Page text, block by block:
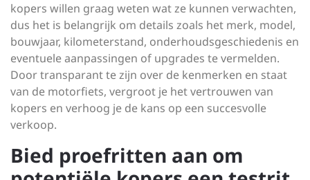
kopers willen graag weten wat ze kunnen verwachten,
dus het is belangrijk om details zoals het merk, model,
bouwjaar, kilometerstand, onderhoudsgeschiedenis en
eventuele aanpassingen of upgrades te vermelden.
Door transparant te zijn over de kenmerken en staat
van de motorfiets, vergroot je het vertrouwen van
kopers en verhoog je de kans op een succesvolle
verkoop.
Bied proefritten aan om